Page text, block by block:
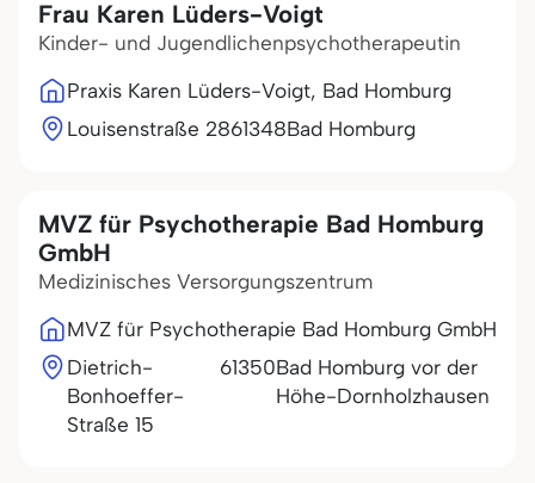
Frau Karen Lüders-Voigt
Kinder- und Jugendlichenpsychotherapeutin
Praxis Karen Lüders-Voigt, Bad Homburg
Louisenstraße 2861348Bad Homburg
MVZ für Psychotherapie Bad Homburg
GmbH
Medizinisches Versorgungszentrum
MVZ für Psychotherapie Bad Homburg GmbH
Dietrich-
Bonhoeffer-
Straße 15
61350Bad Homburg vor der
Höhe-Dornholzhausen